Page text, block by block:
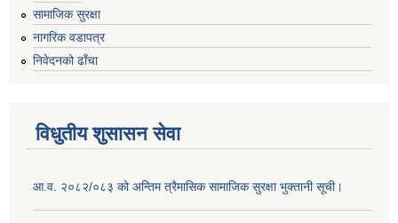
सामाजिक सुरक्षा
नागरिक वडापत्र
निवेदनको ढाँचा
विधुतीय शुसासन सेवा
आ.व. २०८२/०८३ को अन्तिम त्रैमासिक सामाजिक सुरक्षा भुक्तानी सूची।